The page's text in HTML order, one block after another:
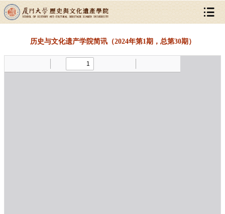
历史与文化遗产学院简讯（2024年第1期，总第30期）